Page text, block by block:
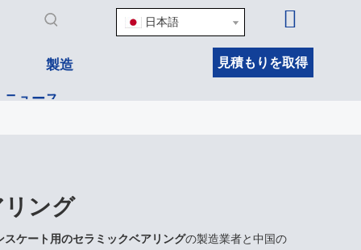
日本語
製造
ニュース
見積もりを取得
ング
スケート用のセラミックベアリングの製造業者と中国の